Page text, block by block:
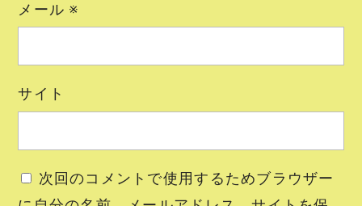
メール ※
サイト
次回のコメントで使用するためブラウザー